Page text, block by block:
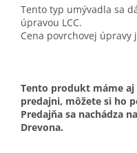
Tento typ umývadla sa
úpravou LCC.
Cena povrchovej úpravy
Tento produkt máme
predajni, môžete si ho
Predajňa sa nachádza
Drevona.